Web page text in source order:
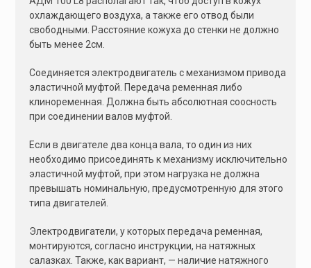
охлаждающего воздуха, а также его отвод были
свободными. Расстояние кожуха до стенки не должно
быть менее 2см.
Соединяется электродвигатель с механизмом привода
эластичной муфтой. Передача ременная либо
клиноременная. Должна быть абсолютная соосность
при соединении валов муфтой.
Если в двигателе два конца вала, то один из них
необходимо присоединять к механизму исключительно
эластичной муфтой, при этом нагрузка не должна
превышать номинальную, предусмотренную для этого
типа двигателей.
Электродвигатели, у которых передача ременная,
монтируются, согласно инструкции, на натяжных
салазках. Также, как вариант, — наличие натяжного